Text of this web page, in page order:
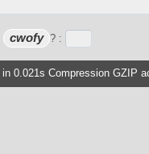
cwofy ? :
in 0.021s Compression GZIP